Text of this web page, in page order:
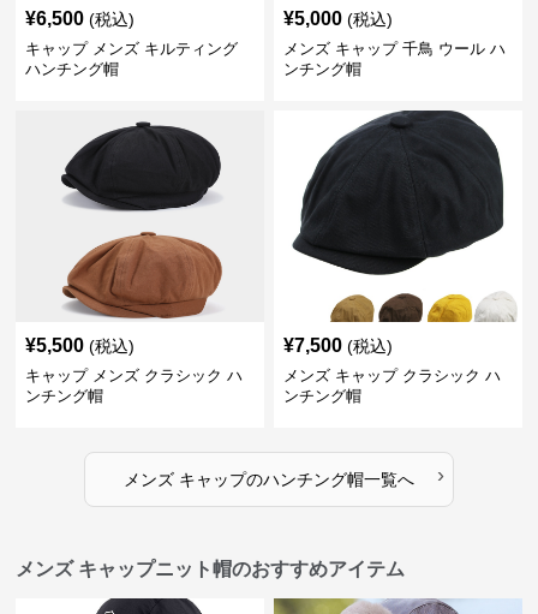
¥6,500 (税込)
キャップ メンズ キルティング
ハンチング帽
¥5,000 (税込)
メンズ キャップ 千鳥 ウール ハ
ンチング帽
¥5,500 (税込)
キャップ メンズ クラシック ハ
ンチング帽
¥7,500 (税込)
メンズ キャップ クラシック ハ
ンチング帽
メンズ キャップのハンチング帽一覧へ ›
メンズ キャップニット帽のおすすめアイテム